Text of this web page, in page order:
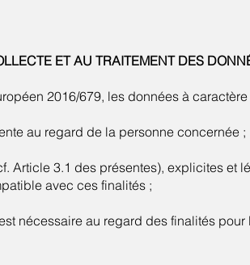
ET AU TRAITEMENT DES
2016/679, les données à
au regard de la personne concernée ;
Article 3.1 des présentes), explicites et
avec ces finalités ;
nécessaire au regard des finalités